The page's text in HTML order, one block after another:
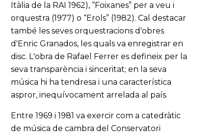
Itàlia de la RAI 1962), “Foixanes” per a veu i
orquestra (1977) o “Erols” (1982). Cal destacar
també les seves orquestracions d'obres
d'Enric Granados, les quals va enregistrar en
disc. L'obra de Rafael Ferrer es defineix per la
seva transparència i sinceritat; en la seva
música hi ha tendresa i una característica
aspror, inequívocament arrelada al país.
Entre 1969 i 1981 va exercir com a catedràtic
de música de cambra del Conservatori